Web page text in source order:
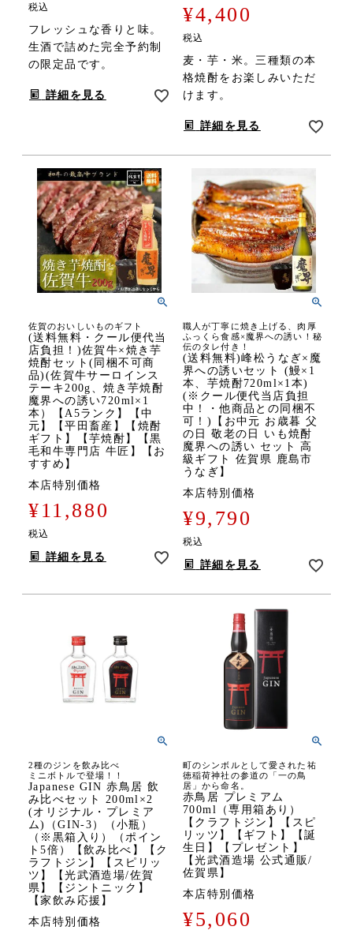
税込
フレッシュな香りと味。
生酒で詰めた完全予約制
の限定品です。
詳細を見る
¥4,400
税込
麦・芋・米。三種類の本
格焼酎をお楽しみいただ
けます。
詳細を見る
佐賀のおいしいものギフト
(送料無料・クール便代当
店負担！)佐賀牛×焼き芋
焼酎セット(同梱不可商
品)(佐賀牛サーロインス
テーキ200g、焼き芋焼酎
魔界への誘い720ml×1
本）【A5ランク】【中
元】【平田畜産】【焼酎
ギフト】【芋焼酎】【黒
毛和牛専門店 牛匠】【お
すすめ】
本店特別価格
¥11,880
税込
詳細を見る
職人が丁寧に焼き上げる、肉厚
ふっくら食感×魔界への誘い！秘
伝のタレ付き！
(送料無料)峰松うなぎ×魔
界への誘いセット (鰻×1
本、芋焼酎720ml×1本)
(※クール便代当店負担
中！・他商品との同梱不
可！)【お中元 お歳暮 父
の日 敬老の日 いも焼酎
魔界への誘い セット 高
級ギフト 佐賀県 鹿島市
うなぎ】
本店特別価格
¥9,790
税込
詳細を見る
2種のジンを飲み比べ
ミニボトルで登場！！
Japanese GIN 赤鳥居 飲
み比べセット 200ml×2
(オリジナル・プレミア
ム)（GIN-3）（小瓶）
（※黒箱入り）（ポイン
ト5倍）【飲み比べ】【ク
ラフトジン】【スピリッ
ツ】【光武酒造場/佐賀
県】【ジントニック】
【家飲み応援】
本店特別価格
町のシンボルとして愛された祐
徳稲荷神社の参道の「一の鳥
居」から命名。
赤鳥居 プレミアム
700ml（専用箱あり）
【クラフトジン】【スピ
リッツ】【ギフト】【誕
生日】【プレゼント】
【光武酒造場 公式通販/
佐賀県】
本店特別価格
¥5,060